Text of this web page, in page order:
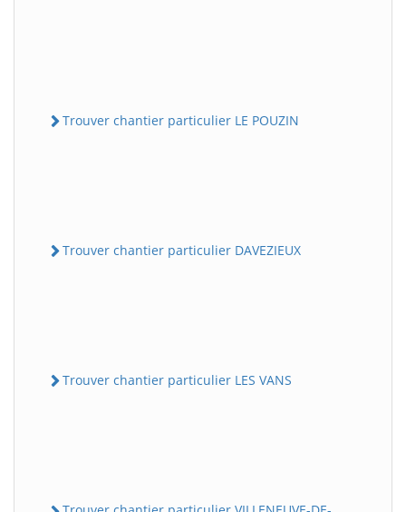
Trouver chantier particulier LE POUZIN
Trouver chantier particulier DAVEZIEUX
Trouver chantier particulier LES VANS